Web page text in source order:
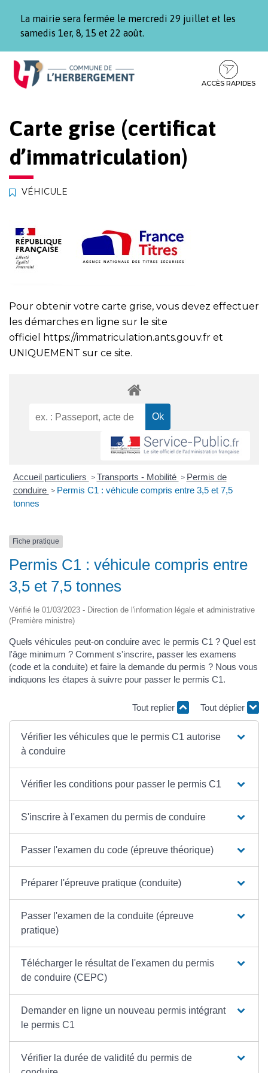
La mairie sera fermée le mercredi 29 juillet et les
samedis 1er, 8, 15 et 22 août.
Aller
Aller
contenu
Aller
pied
ACCÈS RAPIDES
Carte grise (certificat
d’immatriculation)
VÉHICULE
Pour obtenir votre carte grise, vous devez effectuer
les démarches en ligne sur le site
officiel
https://immatriculation.ants.gouv.fr et
UNIQUEMENT sur ce site.
Accueil particuliers > Transports - Mobilité > Permis de
conduire > Permis C1 : véhicule compris entre 3,5 et 7,5
tonnes
Fiche pratique
Permis C1 : véhicule compris entre
3,5 et 7,5 tonnes
Vérifié le 01/03/2023 - Direction de l'information légale et administrative
(Première ministre)
Quels véhicules peut-on conduire avec le permis C1 ? Quel est
l'âge minimum ? Comment s'inscrire, passer les examens
(code et la conduite) et faire la demande du permis ? Nous vous
indiquons les étapes à suivre pour passer le permis C1.
Tout replier Tout déplier
Vérifier les véhicules que le permis C1 autorise
à conduire
Vérifier les conditions pour passer le permis C1
S'inscrire à l'examen du permis de conduire
Passer l'examen du code (épreuve théorique)
Préparer l'épreuve pratique (conduite)
Passer l'examen de la conduite (épreuve
pratique)
Télécharger le résultat de l'examen du permis
de conduire (CEPC)
Demander en ligne un nouveau permis intégrant
le permis C1
Vérifier la durée de validité du permis de